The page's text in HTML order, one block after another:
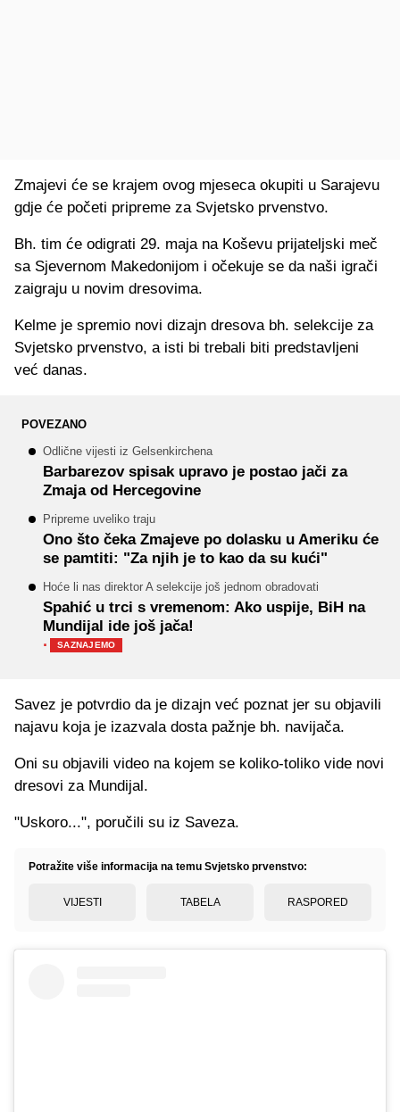
Zmajevi će se krajem ovog mjeseca okupiti u Sarajevu
gdje će početi pripreme za Svjetsko prvenstvo.
Bh. tim će odigrati 29. maja na Koševu prijateljski meč
sa Sjevernom Makedonijom i očekuje se da naši igrači
zaigraju u novim dresovima.
Kelme je spremio novi dizajn dresova bh. selekcije za
Svjetsko prvenstvo, a isti bi trebali biti predstavljeni
već danas.
POVEZANO
Odlične vijesti iz Gelsenkirchena
Barbarezov spisak upravo je postao jači za
Zmaja od Hercegovine
Pripreme uveliko traju
Ono što čeka Zmajeve po dolasku u Ameriku će
se pamtiti: "Za njih je to kao da su kući"
Hoće li nas direktor A selekcije još jednom obradovati
Spahić u trci s vremenom: Ako uspije, BiH na
Mundijal ide još jača!
· SAZNAJEMO
Savez je potvrdio da je dizajn već poznat jer su objavili
najavu koja je izazvala dosta pažnje bh. navijača.
Oni su objavili video na kojem se koliko-toliko vide novi
dresovi za Mundijal.
"Uskoro...", poručili su iz Saveza.
Potražite više informacija na temu Svjetsko prvenstvo:
VIJESTI TABELA RASPORED